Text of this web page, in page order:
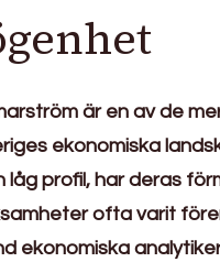
är en av de
ekonomiska
låg profil, har deras
ofta varit
ekonomiska